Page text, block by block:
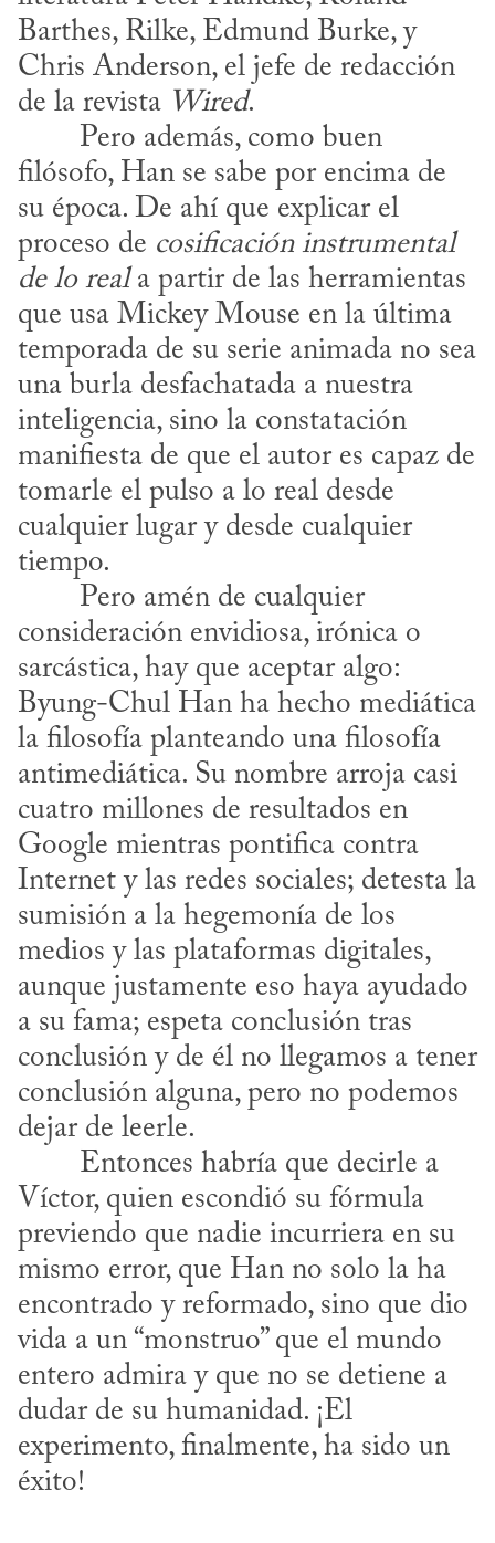
Barthes, Rilke, Edmund Burke, y
Chris Anderson, el jefe de redacción
de la revista Wired.
filósofo, Han se sabe por encima de
su época. De ahí que explicar el
proceso de cosificación instrumental
de lo real a partir de las herramientas
que usa Mickey Mouse en la última
temporada de su serie animada no sea
una burla desfachatada a nuestra
inteligencia, sino la constatación
manifiesta de que el autor es capaz de
tomarle el pulso a lo real desde
cualquier lugar y desde cualquier
tiempo.
consideración envidiosa, irónica o
sarcástica, hay que aceptar algo:
Byung-Chul Han ha hecho mediática
la filosofía planteando una filosofía
antimediática. Su nombre arroja casi
cuatro millones de resultados en
Google mientras pontifica contra
Internet y las redes sociales; detesta la
sumisión a la hegemonía de los
medios y las plataformas digitales,
aunque justamente eso haya ayudado
a su fama; espeta conclusión tras
conclusión y de él no llegamos a tener
conclusión alguna, pero no podemos
dejar de leerle.
Víctor, quien escondió su fórmula
previendo que nadie incurriera en su
mismo error, que Han no solo la ha
encontrado y reformado, sino que dio
vida a un “monstruo” que el mundo
entero admira y que no se detiene a
dudar de su humanidad. ¡El
experimento, finalmente, ha sido un
éxito!